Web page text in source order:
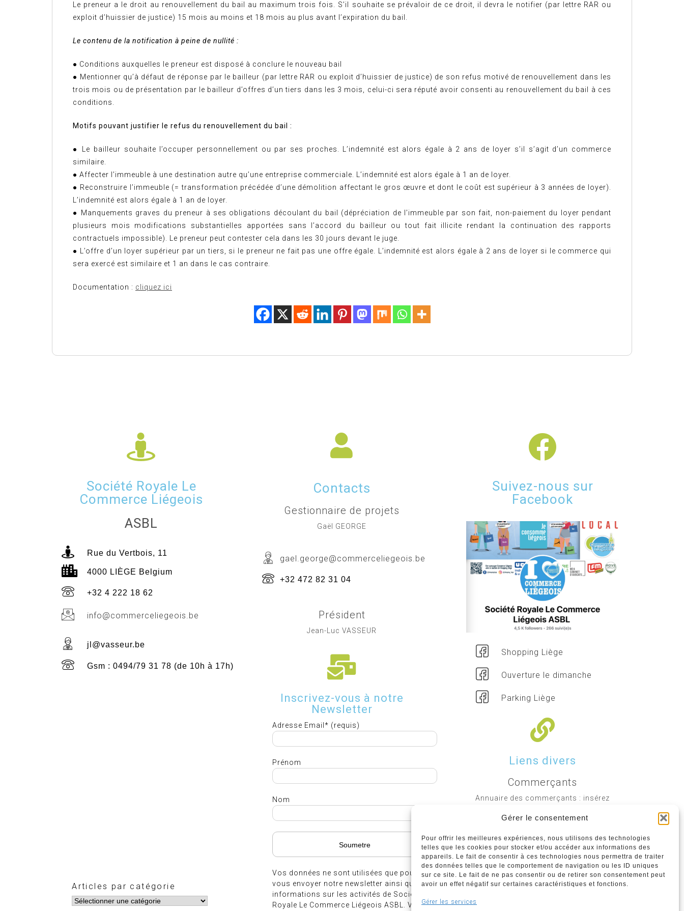
Gérer le consentement
Pour offrir les meilleures expériences, nous utilisons des technologies
telles que les cookies pour stocker et/ou accéder aux informations des
appareils. Le fait de consentir à ces technologies nous permettra de traiter
des données telles que le comportement de navigation ou les ID uniques
sur ce site. Le fait de ne pas consentir ou de retirer son consentement peut
avoir un effet négatif sur certaines caractéristiques et fonctions.
Gérer les services
Le preneur a le droit au renouvellement du bail au maximum trois fois. S’il souhaite se prévaloir de ce droit, il devra le notifier (par lettre RAR ou
exploit d’huissier de justice) 15 mois au moins et 18 mois au plus avant l’expiration du bail.
Le contenu de la notification à peine de nullité :
● Conditions auxquelles le preneur est disposé à conclure le nouveau bail
● Mentionner qu’à défaut de réponse par le bailleur (par lettre RAR ou exploit d’huissier de justice) de son refus motivé de renouvellement dans les
trois mois ou de présentation par le bailleur d’offres d’un tiers dans les 3 mois, celui-ci sera réputé avoir consenti au renouvellement du bail à ces
conditions.
Motifs pouvant justifier le refus du renouvellement du bail :
● Le bailleur souhaite l’occuper personnellement ou par ses proches. L’indemnité est alors égale à 2 ans de loyer s’il s’agit d’un commerce
similaire.
● Affecter l’immeuble à une destination autre qu’une entreprise commerciale. L’indemnité est alors égale à 1 an de loyer.
● Reconstruire l’immeuble (= transformation précédée d’une démolition affectant le gros œuvre et dont le coût est supérieur à 3 années de loyer).
L’indemnité est alors égale à 1 an de loyer.
● Manquements graves du preneur à ses obligations découlant du bail (dépréciation de l’immeuble par son fait, non-paiement du loyer pendant
plusieurs mois modifications substantielles apportées sans l’accord du bailleur ou tout fait illicite rendant la continuation des rapports
contractuels impossible). Le preneur peut contester cela dans les 30 jours devant le juge.
● L’offre d’un loyer supérieur par un tiers, si le preneur ne fait pas une offre égale. L’indemnité est alors égale à 2 ans de loyer si le commerce qui
sera exercé est similaire et 1 an dans le cas contraire.
Documentation : cliquez ici
Société Royale Le
Commerce Liégeois
ASBL
Rue du Vertbois, 11
4000 LIÈGE Belgium
+32 4 222 18 62
info@commerceliegeois.be
jl@vasseur.be
Gsm : 0494/79 31 78 (de 10h à 17h)
Articles par catégorie
Contacts
Gestionnaire de projets
Gaël GEORGE
gael.george@commerceliegeois.be
+32 472 82 31 04
Président
Jean-Luc VASSEUR
Inscrivez-vous à notre
Newsletter
Adresse Email* (requis)
Prénom
Nom
Vos données ne sont utilisées que pour
vous envoyer notre newsletter ainsi que des
informations sur les activités de Société
Royale Le Commerce Liégeois ASBL. Vous
Suivez-nous sur
Facebook
Shopping Liège
Ouverture le dimanche
Parking Liège
Liens divers
Commerçants
Annuaire des commerçants : insérez
annuaire sur notre site ci-dessous
www.commerceliege.be